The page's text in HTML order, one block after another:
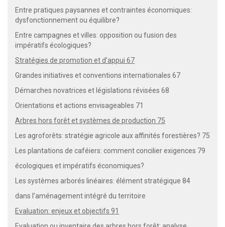
Entre pratiques paysannes et contraintes économiques:
dysfonctionnement ou équilibre?
Entre campagnes et villes: opposition ou fusion des
impératifs écologiques?
Stratégies de promotion et d’appui 67
Grandes initiatives et conventions internationales 67
Démarches novatrices et législations révisées 68
Orientations et actions envisageables 71
Arbres hors forêt et systèmes de production 75
Les agroforêts: stratégie agricole aux affinités forestières? 75
Les plantations de caféiers: comment concilier exigences 79
écologiques et impératifs économiques?
Les systèmes arborés linéaires: élément stratégique 84
dans l’aménagement intégré du territoire
Evaluation: enjeux et objectifs 91